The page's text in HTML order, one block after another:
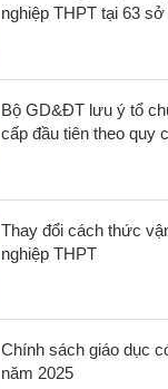
nghiệp THPT tại 63
Bộ GD&ĐT lưu ý tổ
cấp đầu tiên theo quy
Thay đổi cách thức
nghiệp THPT
Chính sách giáo dục
năm 2025